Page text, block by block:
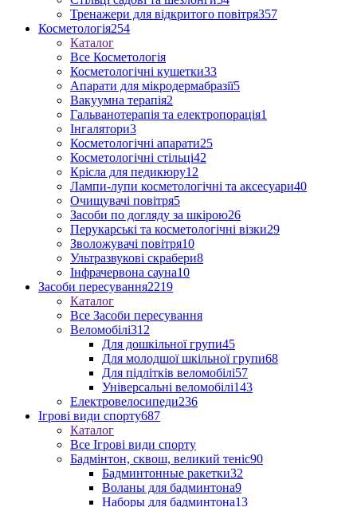
Тренажери для відкритого повітря357
Косметологія254
Каталог
Все Косметологія
Косметологічні кушетки33
Апарати для мікродермабразії5
Вакуумна терапія2
Гальванотерапія та електропорація1
Інгалятори3
Косметологічні апарати25
Косметологічні стільці42
Крісла для педикюру12
Лампи-лупи косметологічні та аксесуари40
Очищувачі повітря5
Засоби по догляду за шкірою26
Перукарські та косметологічні візки29
Зволожувачі повітря10
Ультразвукові скрабери8
Інфрачервона сауна10
Засоби пересування2219
Каталог
Все Засоби пересування
Веломобілі312
Для дошкільної групи45
Для молодшої шкільної групи68
Для підлітків веломобілі57
Універсальні веломобілі143
Електровелосипеди236
Ігрові види спорту687
Каталог
Все Ігрові види спорту
Бадмінтон, сквош, великий теніс90
Бадминтонные ракетки32
Воланы для бадминтона9
Наборы для бадминтона13